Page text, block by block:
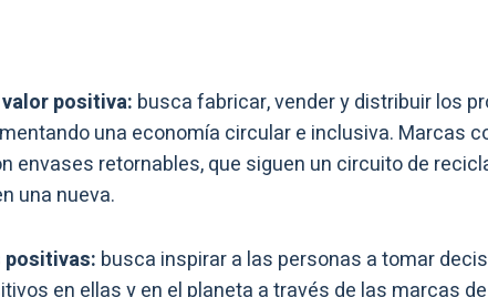
positiva: busca fabricar, vender y distribuir los
una economía circular e inclusiva. Marcas
envases retornables, que siguen un circuito de
una nueva.
positivas: busca inspirar a las personas a tomar
en ellas y en el planeta a través de las marcas